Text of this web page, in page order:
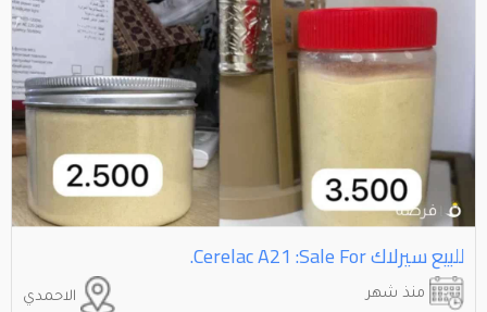
للبيع سيرلاك ⁦⁦For⁩⁩ ⁦⁦sale⁩⁩: ⁦⁦A21⁩⁩ ⁦⁦Cerelac⁩⁩.
الاحمدي منذ شهر